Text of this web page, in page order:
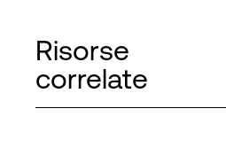
Risorse
correlate